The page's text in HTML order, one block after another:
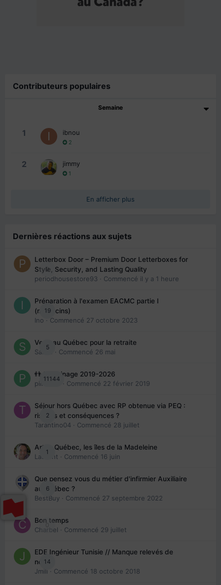
Contributeurs populaires
Semaine
1 ibnou
2
2 jimmy
1
En afficher plus
Dernières réactions aux sujets
0
Letterbox Door – Premium Door Letterboxes for
Style, Security, and Lasting Quality
periodhousestore93 · Commencé il y a 1 heure
19
Préparation à l'examen EACMC partie I
(médecins)
Ino · Commencé 27 octobre 2023
5
Venir au Québec pour la retraite
Sab74
· Commencé 26 mai
11144
👬 Parrainage 2019-2026
piinoush · Commencé 22 février 2019
2
Séjour hors Québec avec RP obtenue via PEQ :
risques et conséquences ?
Tarantino04 · Commencé 28 juillet
1
Arte : Québec, les îles de la Madeleine
Laurent · Commencé 16 juin
6
Que pensez vous du métier d'infirmier Auxiliaire
au Québec ?
BestBuy · Commencé 27 septembre 2022
0
Bon temps
Charbel · Commencé 29 juillet
14
EDE Ingénieur Tunisie // Manque relevés de
note
Jmili · Commencé 18 octobre 2018